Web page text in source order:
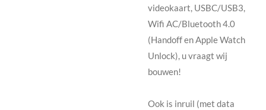
videokaart, USBC/USB3,
Wifi AC/Bluetooth 4.0
(Handoff en Apple Watch
Unlock), u vraagt wij
bouwen!
Ook is inruil (met data